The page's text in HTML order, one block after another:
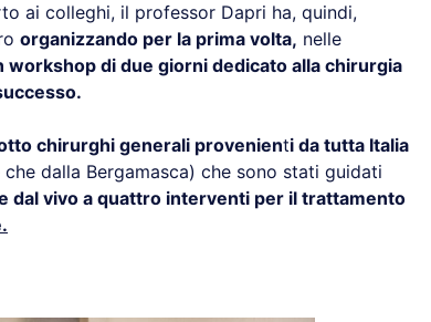
ai colleghi, il professor Dapri ha, quindi,
organizzando per la prima volta, nelle
workshop di due giorni dedicato alla chirurgia
chirurghi generali provenienti da tutta Italia
dalla Bergamasca) che sono stati guidati
dal vivo a quattro interventi per il trattamento